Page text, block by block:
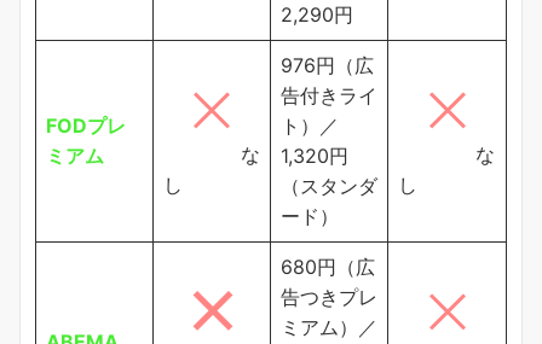
2,290円
FODプレ
ミアム
な
し
976円（広
告付きライ
ト）／
1,320円
（スタンダ
ード）
な
し
680円（広
告つきプレ
ミアム）／